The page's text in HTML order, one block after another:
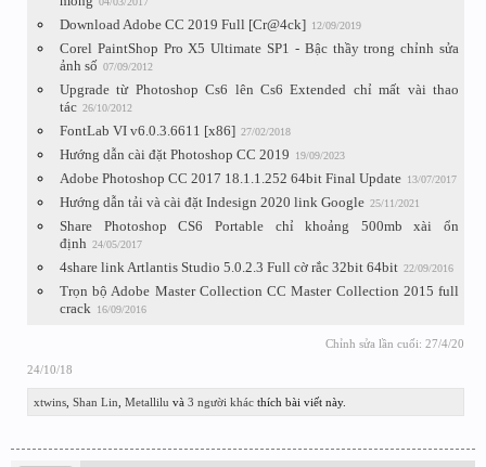
Download Adobe CC 2019 Full [Cr@4ck] 12/09/2019
Corel PaintShop Pro X5 Ultimate SP1 - Bậc thầy trong chỉnh sửa
ảnh số 07/09/2012
Upgrade từ Photoshop Cs6 lên Cs6 Extended chỉ mất vài thao
tác 26/10/2012
FontLab VI v6.0.3.6611 [x86] 27/02/2018
Hướng dẫn cài đặt Photoshop CC 2019 19/09/2023
Adobe Photoshop CC 2017 18.1.1.252 64bit Final Update 13/07/2017
Hướng dẫn tải và cài đặt Indesign 2020 link Google 25/11/2021
Share Photoshop CS6 Portable chỉ khoảng 500mb xài ổn
định 24/05/2017
4share link Artlantis Studio 5.0.2.3 Full cờ rắc 32bit 64bit 22/09/2016
Trọn bộ Adobe Master Collection CC Master Collection 2015 full
crack 16/09/2016
Chỉnh sửa lần cuối: 27/4/20
24/10/18
xtwins Shan Lin Metallilu và 3 người khác thích bài viết này.